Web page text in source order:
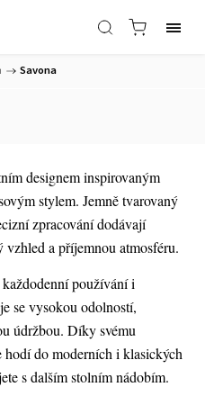
/ Savona
designem inspirovaným
stylem. Jemně tvarovaný
zpracování dodávají
a příjemnou atmosféru.
používání i
se vysokou odolností,
údržbou. Díky svému
hodí do moderních i klasických
s dalším stolním nádobím.